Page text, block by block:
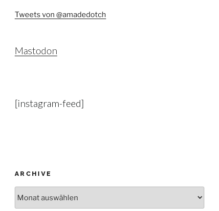
Tweets von @amadedotch
Mastodon
[instagram-feed]
ARCHIVE